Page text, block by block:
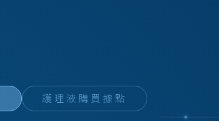
護理液購買據點